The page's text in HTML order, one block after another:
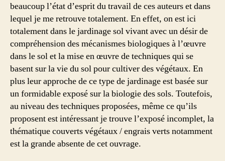
beaucoup l’état d’esprit du travail de ces auteurs et dans
lequel je me retrouve totalement. En effet, on est ici
totalement dans le jardinage sol vivant avec un désir de
compréhension des mécanismes biologiques à l’œuvre
dans le sol et la mise en œuvre de techniques qui se
basent sur la vie du sol pour cultiver des végétaux. En
plus leur approche de ce type de jardinage est basée sur
un formidable exposé sur la biologie des sols. Toutefois,
au niveau des techniques proposées, même ce qu’ils
proposent est intéressant je trouve l’exposé incomplet, la
thématique couverts végétaux / engrais verts notamment
est la grande absente de cet ouvrage.